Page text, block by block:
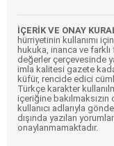
İÇERİK VE ONAY
hürriyetinin kullanımı
hukuka, inanca ve
değerler çerçevesinde
imla kalitesi gazete
küfür, rencide edici
Türkçe karakter
içeriğine
kullanıcı adlarıyla
dışında yazılan
onaylanmamaktadır.